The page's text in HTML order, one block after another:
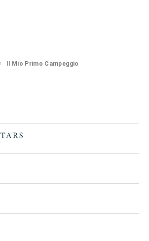
Il Mio Primo Campeggio